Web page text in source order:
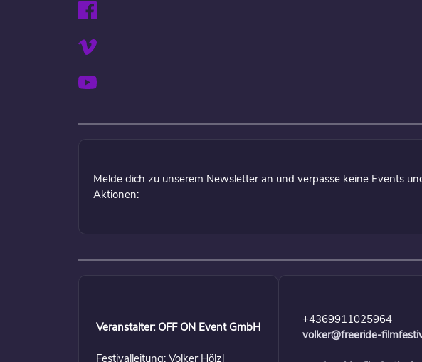
Melde dich zu unserem Newsletter an und verpasse keine Events
Aktionen:
Veranstalter: OFF ON Event GmbH
Festivalleitung: Volker Hölzl
+4369911025964
volker@freeride-